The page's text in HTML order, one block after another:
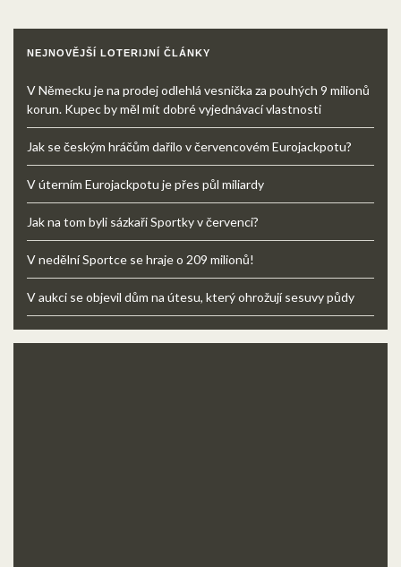
NEJNOVĚJŠÍ LOTERIJNÍ ČLÁNKY
V Německu je na prodej odlehlá vesnička za pouhých 9 milionů
korun. Kupec by měl mít dobré vyjednávací vlastnosti
Jak se českým hráčům dařilo v červencovém Eurojackpotu?
V úterním Eurojackpotu je přes půl miliardy
Jak na tom byli sázkaři Sportky v červenci?
V nedělní Sportce se hraje o 209 milionů!
V aukci se objevil dům na útesu, který ohrožují sesuvy půdy